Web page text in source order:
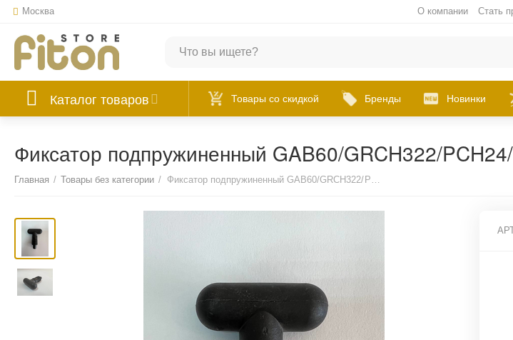
Москва О компании Стать
Каталог товаров Товары со скидкой Бренды Новинки
Фиксатор подпружиненный GAB60/GRCH322/
Главная / Товары без категории / Фиксатор подпружиненный GAB60/GRCH322/PCH24/PHYP200